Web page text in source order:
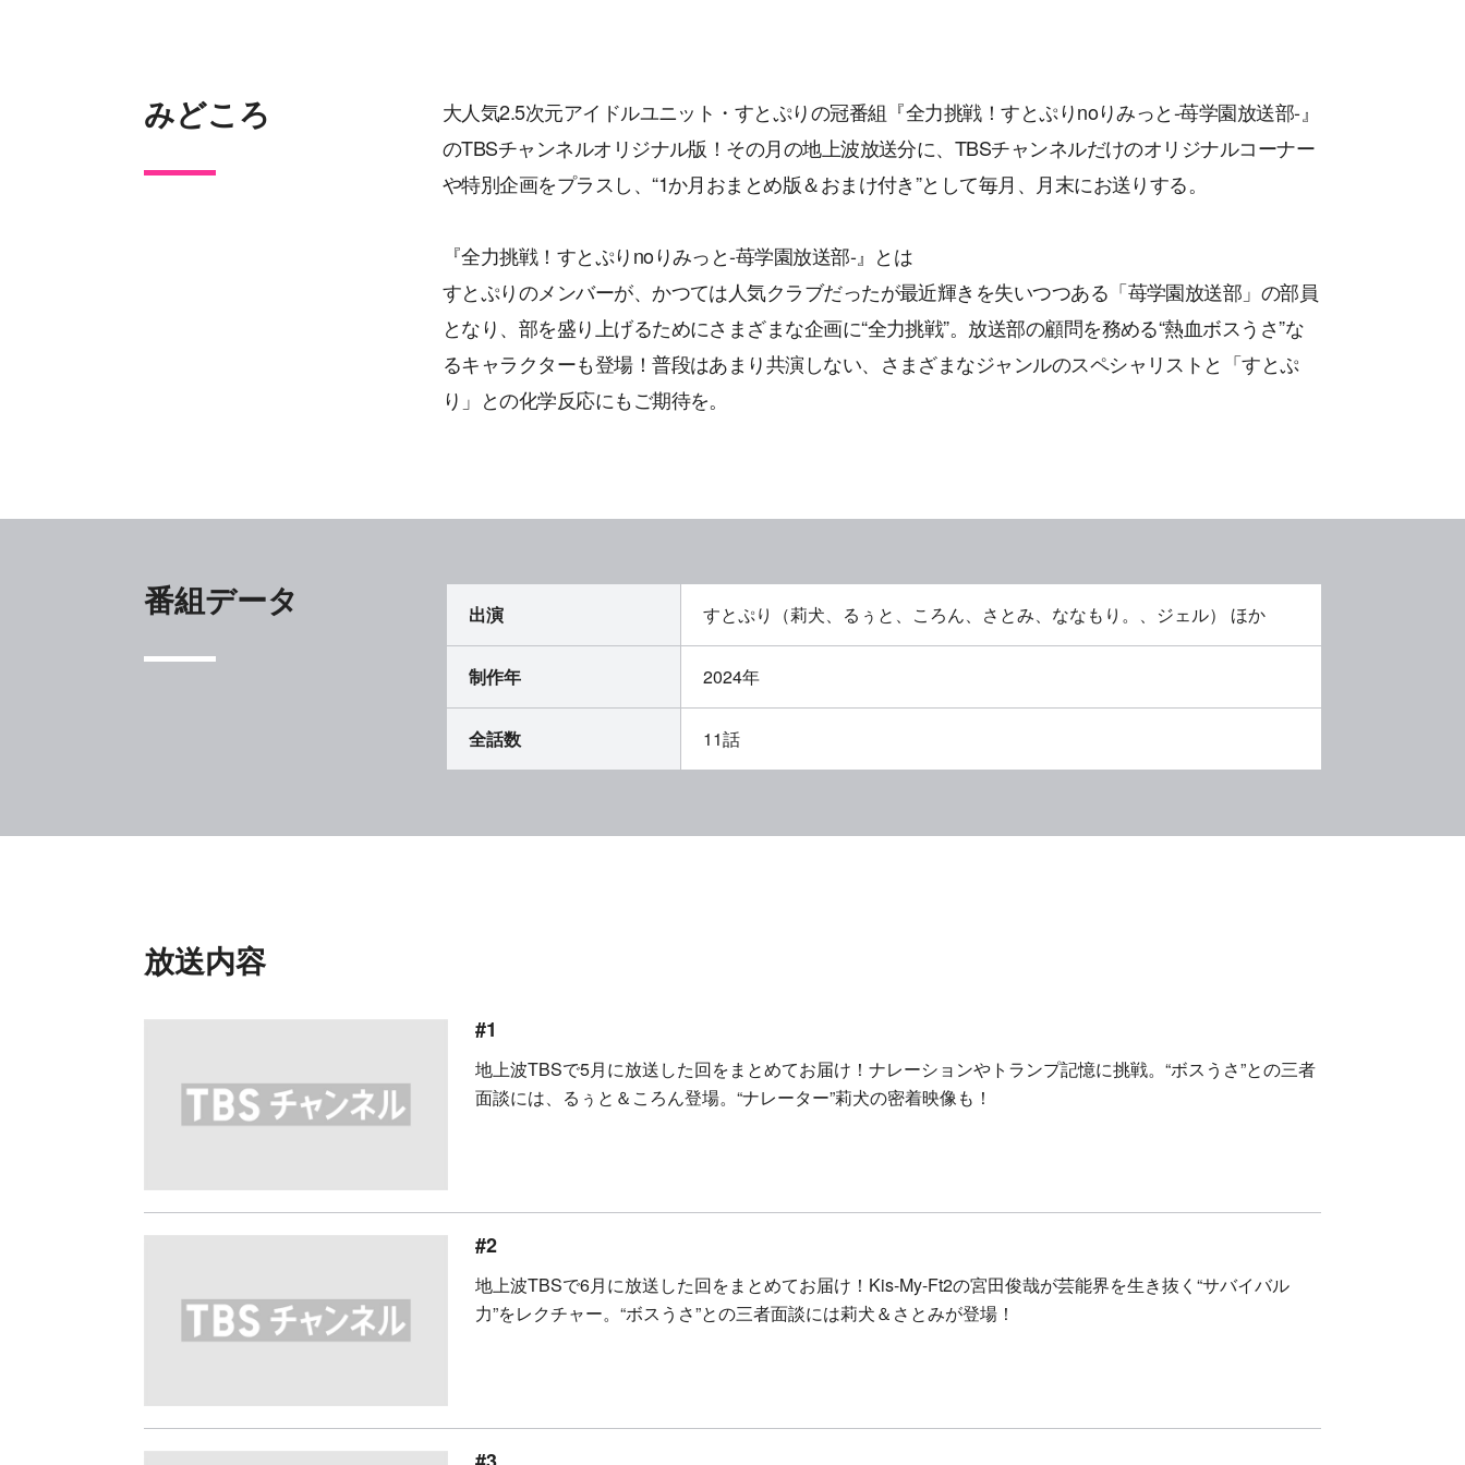
みどころ
大人気2.5次元アイドルユニット・すとぷりの冠番組『全力挑戦！すとぷりnoりみっと-苺学園放送部-』
のTBSチャンネルオリジナル版！その月の地上波放送分に、TBSチャンネルだけのオリジナルコーナー
や特別企画をプラスし、“1か月おまとめ版＆おまけ付き”として毎月、月末にお送りする。
『全力挑戦！すとぷりnoりみっと-苺学園放送部-』とは
すとぷりのメンバーが、かつては人気クラブだったが最近輝きを失いつつある「苺学園放送部」の部員
となり、部を盛り上げるためにさまざまな企画に“全力挑戦”。放送部の顧問を務める“熱血ボスうさ”な
るキャラクターも登場！普段はあまり共演しない、さまざまなジャンルのスペシャリストと「すとぷ
り」との化学反応にもご期待を。
番組データ 出演 すとぷり（莉犬、るぅと、ころん、さとみ、ななもり。、ジェル） ほか
制作年 2024年
全話数 11話
放送内容
#1
地上波TBSで5月に放送した回をまとめてお届け！ナレーションやトランプ記憶に挑戦。“ボスうさ”との三者
面談には、るぅと＆ころん登場。“ナレーター”莉犬の密着映像も！
#2
地上波TBSで6月に放送した回をまとめてお届け！Kis-My-Ft2の宮田俊哉が芸能界を生き抜く“サバイバル
力”をレクチャー。“ボスうさ”との三者面談には莉犬＆さとみが登場！